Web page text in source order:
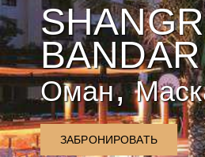
BANDAR
Оман,
ЗАБРОНИРОВАТЬ